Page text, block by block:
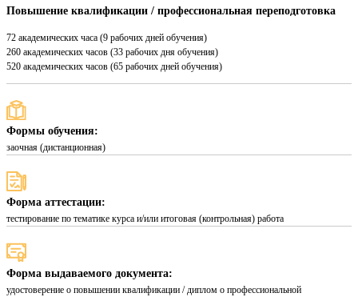
Повышение квалификации / профессиональная переподготовка
72 академических часа (9 рабочих дней обучения)
260 академических часов (33 рабочих дня обучения)
520 академических часов (65 рабочих дней обучения)
Формы обучения:
заочная (дистанционная)
Форма аттестации:
тестирование по тематике курса и/или итоговая (контрольная) работа
Форма выдаваемого документа:
удостоверение о повышении квалификации / диплом о профессиональной